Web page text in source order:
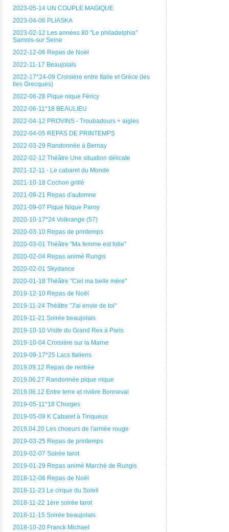
2023-05-14 UN COUPLE MAGIQUE
2023-04-06 PLIASKA
2023-02-12 Les années 80 "Le philadelphia"
Samois-sur Seine
2022-12-06 Repas de Noël
2022-11-17 Beaujolais
2022-17*24-09 Croisière entre Italie et Grèce (les
Iles Grecques)
2022-06-28 Pique nique Féricy
2022-06-11*18 BEAULIEU
2022-04-12 PROVINS - Troubadours + aigles
2022-04-05 REPAS DE PRINTEMPS
2022-03-29 Randonnée à Bernay
2022-02-12 Théâtre Une situation délicate
2021-12-11 - Le cabaret du Monde
2021-10-18 Cochon grillé
2021-09-21 Repas d'automne
2021-09-07 Pique Nique Paroy
2020-10-17*24 Volkrange (57)
2020-03-10 Repas de printemps
2020-03-01 Théâtre "Ma femme est folle"
2020-02-04 Repas animé Rungis
2020-02-01 Skydance
2020-01-18 Théâtre "Ciel ma belle mère"
2019-12-10 Repas de Noël
2019-11-24 Théâtre "J'ai envie de toi"
2019-11-21 Soirée beaujolais
2019-10-10 Visite du Grand Rex à Paris
2019-10-04 Croisière sur la Marne
2019-09-17*25 Lacs Italiens
2019.09.12 Repas de rentrée
2019.06.27 Randonnée pique nique
2019.06.12 Entre terre et rivière Bonneval
2019-05-11*18 Chorges
2019-05-09 K Cabaret à Tinqueux
2019.04.20 Les choeurs de l'armée rouge
2019-03-25 Repas de printemps
2019-02-07 Soirée tarot
2019-01-29 Repas animé Marché de Rungis
2018-12-06 Repas de Noël
2018-11-23 Le cirque du Soleil
2018-11-22 1ère soirée tarot
2018-11-15 Soirée beaujolais
2018-10-20 Franck Michael